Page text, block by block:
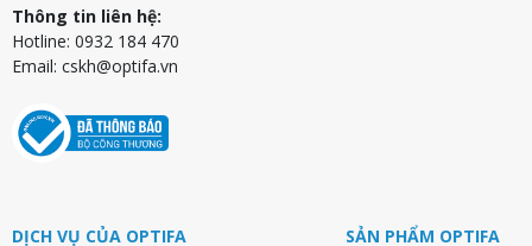
Thông tin liên hệ:
Hotline: 0932 184 470
Email: cskh@optifa.vn
DỊCH VỤ CỦA OPTIFA
SẢN PHẨM OPTIFA